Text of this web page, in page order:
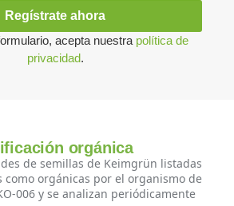
Regístrate ahora
acepta nuestra política de
privacidad.
orgánica
de semillas de Keimgrün listadas
como orgánicas por el organismo de
006 y se analizan periódicamente